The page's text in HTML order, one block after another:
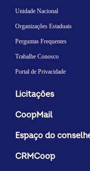
Unidade Nacional
Organizações Estaduais
Perguntas Frequentes
Trabalhe Conosco
Portal de Privacidade
Licitações
CoopMail
Espaço do
CRMCoop